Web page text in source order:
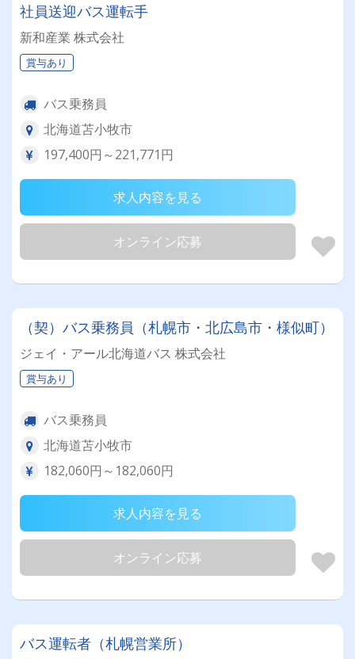
社員送迎バス運転手
新和産業 株式会社
賞与あり
バス乗務員
北海道苫小牧市
197,400円～221,771円
求人内容を見る
オンライン応募
（契）バス乗務員（札幌市・北広島市・様似町）
ジェイ・アール北海道バス 株式会社
賞与あり
バス乗務員
北海道苫小牧市
182,060円～182,060円
求人内容を見る
オンライン応募
バス運転者（札幌営業所）